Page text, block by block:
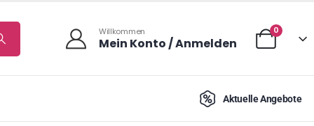
Willkommen
Mein Konto / Anmelden
0
Aktuelle Angebote